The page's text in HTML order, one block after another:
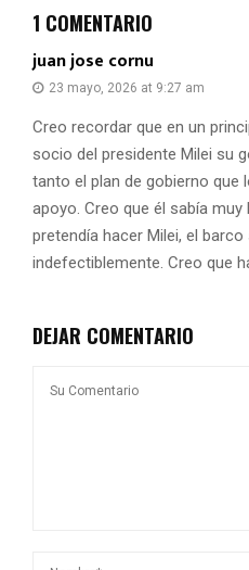
1 COMENTARIO
juan jose cornu
23 mayo, 2026 at 9:27 am
Creo recordar que en un
socio del presidente Milei su
tanto el plan de gobierno que
apoyo. Creo que él sabía muy
pretendía hacer Milei, el barco
indefectiblemente. Creo que
DEJAR COMENTARIO